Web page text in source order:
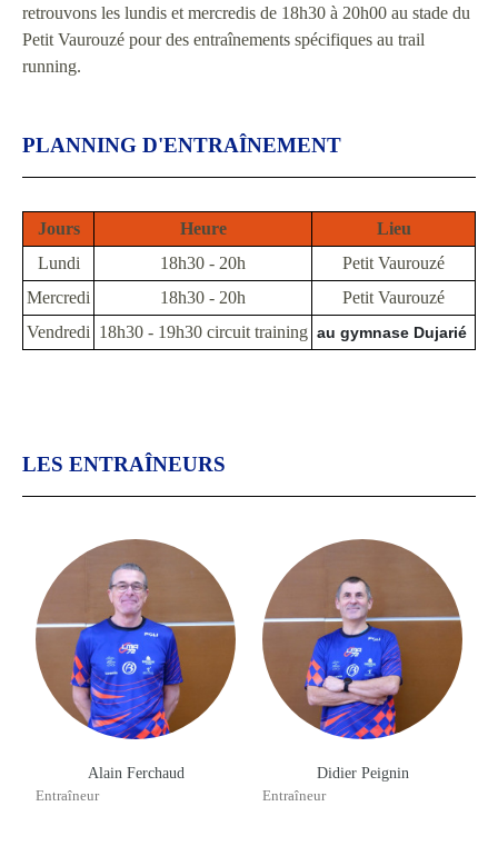
retrouvons les lundis et mercredis de 18h30 à 20h00 au stade du
Petit Vaurouzé pour des entraînements spécifiques au trail
running.
PLANNING D'ENTRAÎNEMENT
Jours Heure
Lieu
Lundi
18h30 - 20h
Petit Vaurouzé
Mercredi
18h30 - 20h
Petit Vaurouzé
Vendredi 18h30 - 19h30 circuit training au gymnase Dujarié
LES ENTRAÎNEURS
Alain Ferchaud
Entraîneur
Didier Peignin
Entraîneur